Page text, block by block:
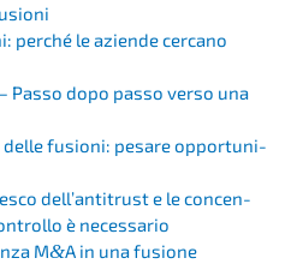
perché le azien­de cerca­no
Passo dopo passo verso una
delle fusio­ni: pesare oppor­tu­ni­
dell’an­ti­trust e le concen­
è necessario
M&A in una fusione